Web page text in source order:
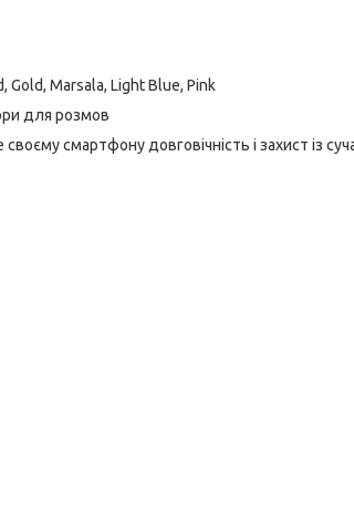
Gold, Marsala, Light Blue, Pink
для розмов
смартфону довговічність і захист із